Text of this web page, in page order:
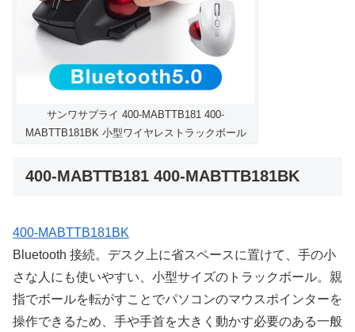
サンワサプライ 400-MABTTB181 400-
MABTTB181BK 小型ワイヤレストラックボール
400-MABTTB181 400-MABTTB181BK
400-MABTTB181BK
Bluetooth 接続。デスク上に省スペースに置けて、手の小
さな人にも使いやすい、小型サイズのトラックボール。親
指でボールを転がすことでパソコンのマウスポインターを
操作できるため、手や手首を大きく動かす必要のある一般